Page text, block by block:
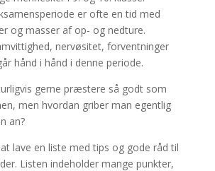
er ofte en tid med
og masser af op- og nedture.
nervøsitet, forventninger
hånd i hånd i denne periode.
gerne præstere så godt som
men hvordan griber man egentlig
an?
lave en liste med tips og gode råd til
Listen indeholder mange punkter,